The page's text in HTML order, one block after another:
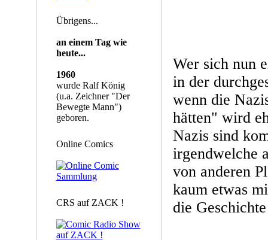
Übrigens...
an einem Tag wie
heute...
1960
wurde Ralf König
(u.a. Zeichner "Der
Bewegte Mann")
geboren.
Online Comics
CRS auf ZACK !
Wer sich nun
in der
wenn die
hätten" wird
Nazis sind
irgendwelche
von anderen
kaum etwas
die